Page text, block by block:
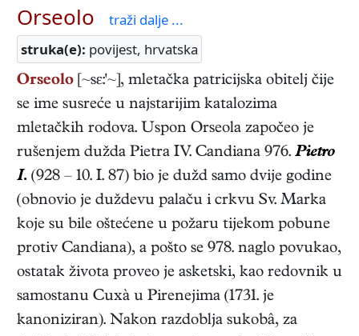
Orseolo
traži dalje ...
struka(e): povijest, hrvatska
Orseolo [~sε:'~], mletačka patricijska obitelj čije
se ime susreće u najstarijim katalozima
mletačkih rodova. Uspon Orseola započeo je
rušenjem dužda Pietra IV. Candiana 976. Pietro
I. (928 – 10. I. 87) bio je dužd samo dvije godine
(obnovio je duždevu palaču i crkvu Sv. Marka
koje su bile oštećene u požaru tijekom pobune
protiv Candiana), a pošto se 978. naglo povukao,
ostatak života proveo je asketski, kao redovnik u
samostanu Cuxà u Pirenejima (1731. je
kanoniziran). Nakon razdoblja sukobâ, za